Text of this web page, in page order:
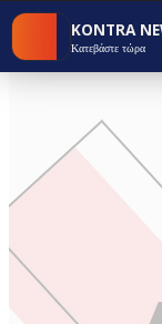
KONTRA
Κατεβάστε τώρα